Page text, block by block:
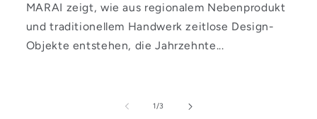
MARAI zeigt, wie aus regionalem Nebenprodukt
und traditionellem Handwerk zeitlose Design-
Objekte entstehen, die Jahrzehnte...
1/von
3